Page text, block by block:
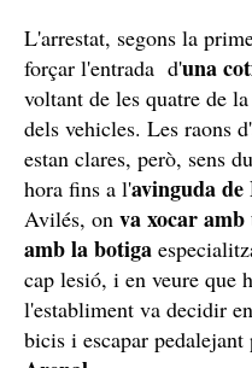
L'arrestat, segons la
forçar l'entrada d'una
voltant de les quatre de
dels vehicles. Les raons
estan clares, però, sens
hora fins a l'avinguda de
Avilés, on va xocar
amb la botiga
cap lesió, i en veure que
l'establiment va decidir
bicis i escapar pedalejant